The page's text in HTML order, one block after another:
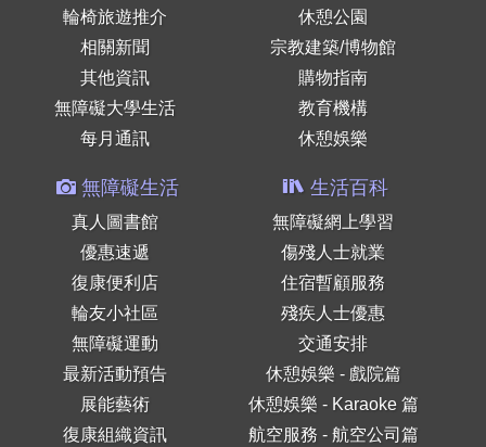
輪椅旅遊推介
相關新聞
其他資訊
無障礙大學生活
每月通訊
休憩公園
宗教建築/博物館
購物指南
教育機構
休憩娛樂
無障礙生活
真人圖書館
優惠速遞
復康便利店
輪友小社區
無障礙運動
最新活動預告
展能藝術
復康組織資訊
生活百科
無障礙網上學習
傷殘人士就業
住宿暫顧服務
殘疾人士優惠
交通安排
休憩娛樂 - 戲院篇
休憩娛樂 - Karaoke 篇
航空服務 - 航空公司篇